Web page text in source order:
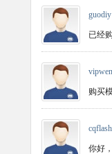
guodiy
已经
vipwen
购买
cqflash
你好